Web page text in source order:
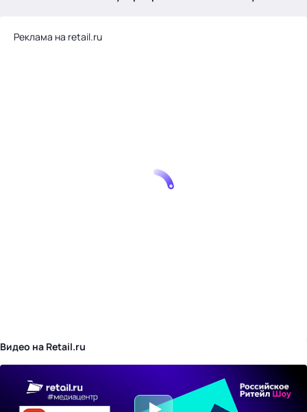
Реклама на retail.ru
Видео на Retail.ru